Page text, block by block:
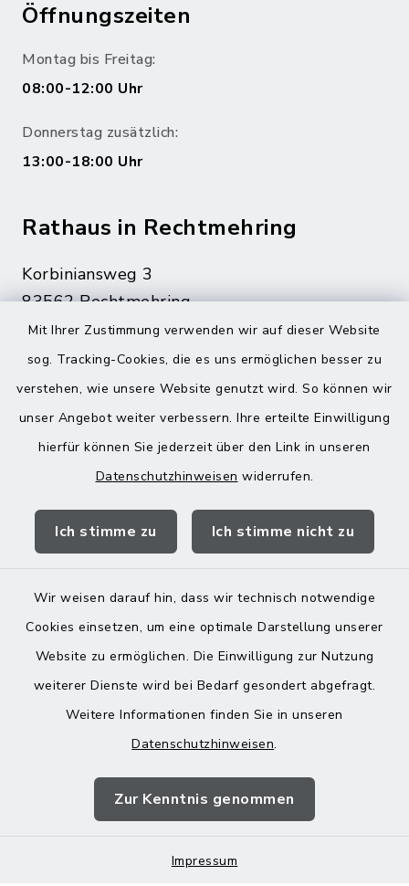
Mit Ihrer Zustimmung verwenden wir auf dieser Website
sog. Tracking-Cookies, die es uns ermöglichen besser zu
verstehen, wie unsere Website genutzt wird. So können wir
unser Angebot weiter verbessern. Ihre erteilte Einwilligung
hierfür können Sie jederzeit über den Link in unseren
Datenschutzhinweisen widerrufen.
Ich stimme zu Ich stimme nicht zu
Wir weisen darauf hin, dass wir technisch notwendige
Cookies einsetzen, um eine optimale Darstellung unserer
Website zu ermöglichen. Die Einwilligung zur Nutzung
weiterer Dienste wird bei Bedarf gesondert abgefragt.
Weitere Informationen finden Sie in unseren
Datenschutzhinweisen.
Zur Kenntnis genommen
Impressum
Öffnungszeiten
Montag bis Freitag:
08:00-12:00 Uhr
Donnerstag zusätzlich:
13:00-18:00 Uhr
Rathaus in Rechtmehring
Korbiniansweg 3
83562 Rechtmehring
08076 499
08076 8595
poststelle@vg-maitenbeth.de
Landratsamt Mühldorf
Barrierefreiheit
Impressum
Sitemap